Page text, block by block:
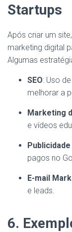
Startups
Após criar um
marketing digital
Algumas
SEO: Uso
melhorar a
Marketing
e vídeos
pagos no
E-mail
e leads.
6.